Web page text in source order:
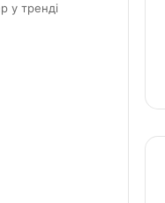
у тренді